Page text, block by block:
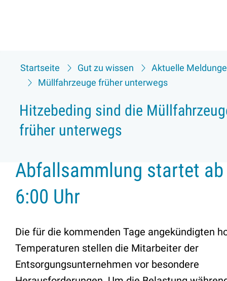
Startseite Gut zu wissen
Aktuelle
Müllfahrzeuge früher unterwegs
Hitzebeding sind die
früher unterwegs
Abfallsammlung startet ab
6:00 Uhr
Die für die kommenden Tage angekündigten
Temperaturen stellen die Mitarbeiter der
Entsorgungsunternehmen vor besondere